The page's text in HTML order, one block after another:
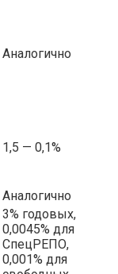
Аналогично
1,5 — 0,1%
Аналогично
3% годовых,
0,0045% для
СпецРЕПО,
0,001% для